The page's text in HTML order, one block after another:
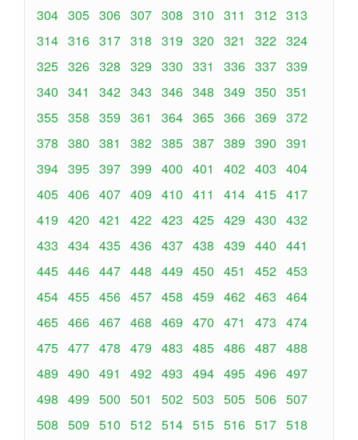
304 305 306 307 308 310 311 312 313
314 316 317 318 319 320 321 322 324
325 326 328 329 330 331 336 337 339
340 341 342 343 346 348 349 350 351
355 358 359 361 364 365 366 369 372
378 380 381 382 385 387 389 390 391
394 395 397 399 400 401 402 403 404
405 406 407 409 410 411 414 415 417
419 420 421 422 423 425 429 430 432
433 434 435 436 437 438 439 440 441
445 446 447 448 449 450 451 452 453
454 455 456 457 458 459 462 463 464
465 466 467 468 469 470 471 473 474
475 477 478 479 483 485 486 487 488
489 490 491 492 493 494 495 496 497
498 499 500 501 502 503 505 506 507
508 509 510 512 514 515 516 517 518